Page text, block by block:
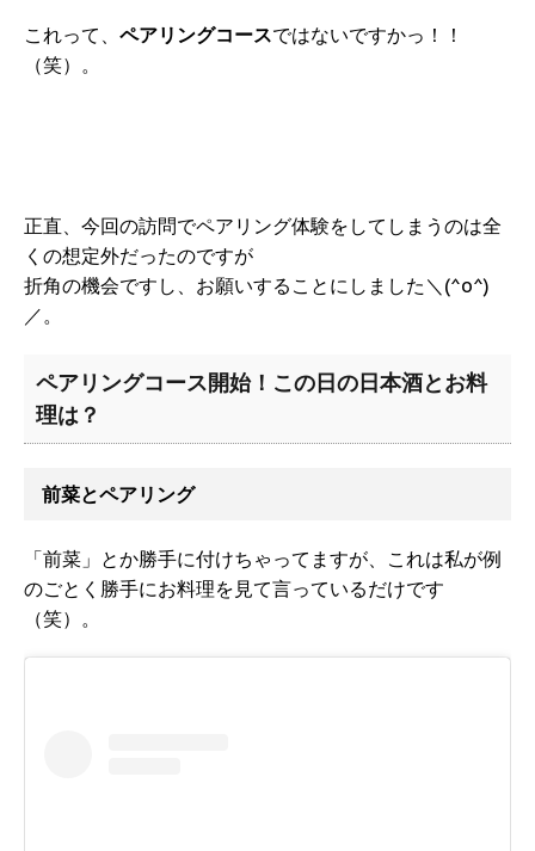
これって、 ペアリングコースではないですかっ！！
（笑）。
正直、今回の訪問でペアリング体験をしてしまうのは全
くの想定外だったのですが
折角の機会ですし、お願いすることにしました＼(^o^)
／。
ペアリングコース開始！この日の日本酒とお料
理は？
前菜とペアリング
「前菜」とか勝手に付けちゃってますが、これは私が例
のごとく勝手にお料理を見て言っているだけです
（笑）。